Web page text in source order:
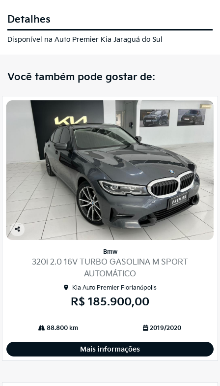
Detalhes
Disponível na Auto Premier Kia Jaraguá do Sul
Você também pode gostar de:
Co
Bmw
320i 2.0 16V TURBO GASOLINA M SPORT
AUTOMÁTICO
Kia Auto Premier Florianópolis
R$ 185.900,00
88.800 km 2019/2020
Mais informações